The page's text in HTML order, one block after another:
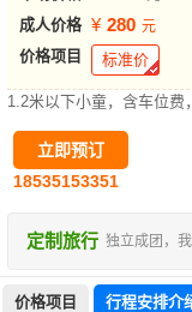
成人价格 280
价格项目 标准价
1.2米以下小童，含车位费
立即预订
18535153351
定制旅行 独立成团，
价格项目 行程安排介